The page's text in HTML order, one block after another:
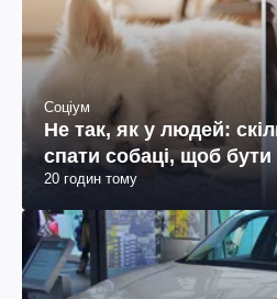
Соціум
Не так, як у людей:
спати собаці, щоб
20 годин тому